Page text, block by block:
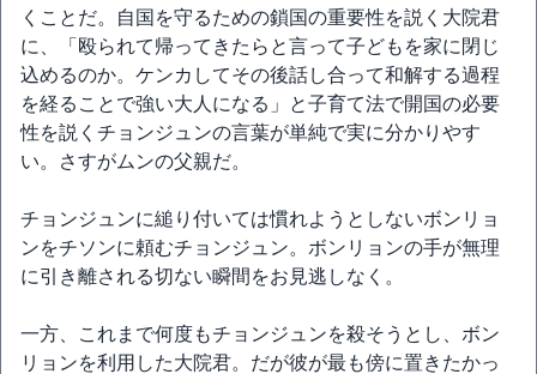
くことだ。自国を守るための鎖国の重要性を説く大院君
に、「殴られて帰ってきたらと言って子どもを家に閉じ
込めるのか。ケンカしてその後話し合って和解する過程
を経ることで強い大人になる」と子育て法で開国の必要
性を説くチョンジュンの言葉が単純で実に分かりやす
い。さすがムンの父親だ。
チョンジュンに縋り付いては慣れようとしないボンリョ
ンをチソンに頼むチョンジュン。ボンリョンの手が無理
に引き離される切ない瞬間をお見逃しなく。
一方、これまで何度もチョンジュンを殺そうとし、ボン
リョンを利用した大院君。だが彼が最も傍に置きたかっ